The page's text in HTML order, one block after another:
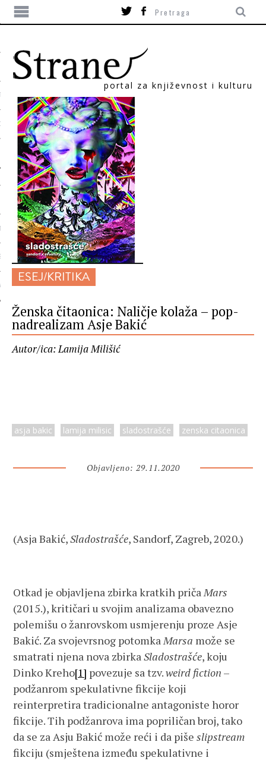
portal za književnost i kulturu
ESEJ/KRITIKA
Ženska čitaonica: Naličje kolaža – pop-
nadrealizam Asje Bakić
Autor/ica: Lamija Milišić
asja bakic lamija milisic sladostrašće zenska citaonica
Objavljeno: 29.11.2020
(Asja Bakić,Sladostrašće, Sandorf, Zagreb, 2020.)
Otkad je objavljena zbirka kratkih pričaMars
(2015.), kritičari u svojim analizama obavezno
polemišu o žanrovskom usmjerenju proze Asje
Bakić. Za svojevrsnog potomkaMarsa može se
smatrati njena nova zbirkaSladostrašće, koju
Dinko Kreho[1] povezuje sa tzv.weird fiction –
podžanrom spekulativne fikcije koji
reinterpretira tradicionalne antagoniste horor
fikcije. Tih podžanrova ima popriličan broj, tako
da se za Asju Bakić može reći i da pišeslipstream
fikciju (smještena između spekulativne i